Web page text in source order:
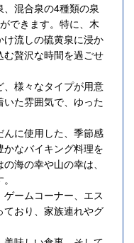
混合泉の4種類の泉
できます。特に、木
流しの硫黄泉に浸か
む贅沢な時間を過ごせ
様々なタイプが用意
た雰囲気で、ゆった
に使用した、季節感
なバイキング料理を
海の幸や山の幸は、
ームコーナー、エス
おり、家族連れやグ